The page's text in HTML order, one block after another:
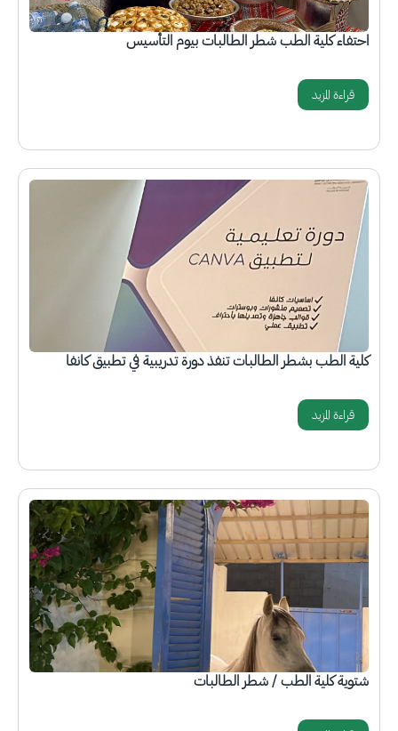
احتفاء كلية الطب شطر الطالبات بيوم التأسيس
قراءة المزيد
الصورة
كلية الطب بشطر الطالبات تنفذ دورة تدريبية في تطبيق كانفا
قراءة المزيد
الصورة
شتوية كلية الطب / شطر الطالبات